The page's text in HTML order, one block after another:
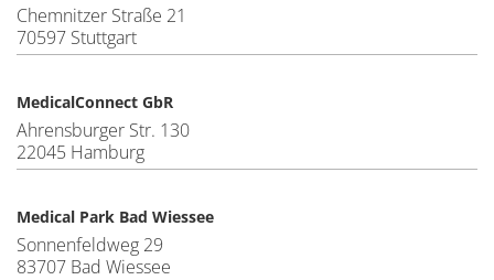
Chemnitzer Straße 21
70597 Stuttgart
MedicalConnect GbR
Ahrensburger Str. 130
22045 Hamburg
Medical Park Bad Wiessee
Sonnenfeldweg 29
83707 Bad Wiessee